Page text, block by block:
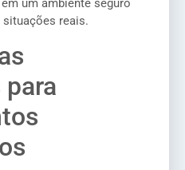
um ambiente seguro
reais.
para